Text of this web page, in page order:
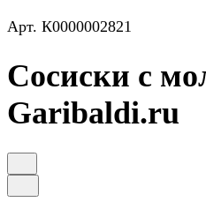
Арт. К0000002821
Сосиски с
Garibaldi.ru